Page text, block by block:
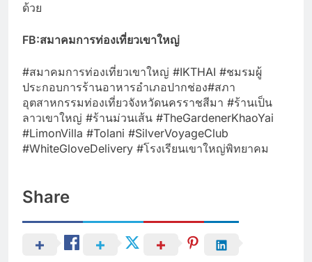
ด้วย
FB:สมาคมการท่องเที่ยวเขาใหญ่
#สมาคมการท่องเที่ยวเขาใหญ่ #IKTHAI #ชมรมผู้
ประกอบการร้านอาหารอำเภอปากช่อง#สภา
อุตสาหกรรมท่องเที่ยวจังหวัดนครราชสีมา #ร้านเป็น
ลาวเขาใหญ่ #ร้านม่วนเส้น #TheGardenerKhaoYai
#LimonVilla #Tolani #SilverVoyageClub
#WhiteGloveDelivery #โรงเรียนเขาใหญ่พิทยาคม
Share